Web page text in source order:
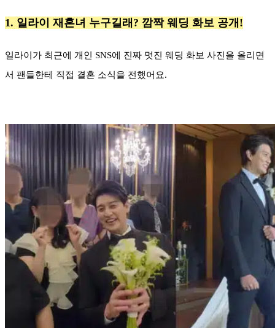
1. 일라이 재혼녀 누구길래? 깜짝 웨딩 화보 공개!
일라이가 최근에 개인 SNS에 진짜 멋진 웨딩 화보 사진을 올리면
서 팬들한테 직접 결혼 소식을 전했어요.